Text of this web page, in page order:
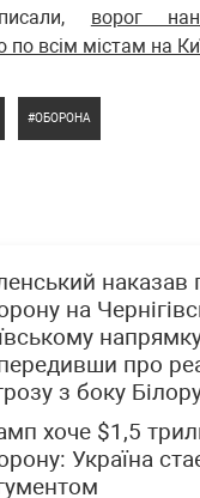
ворог
по всім містам на
ОБОРОНА
наказав
на
про
з боку
хоче $1,5
Україна